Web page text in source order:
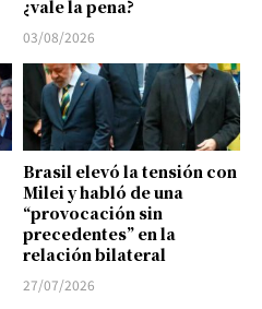
¿vale la pena?
03/08/2026
Brasil elevó la tensión con
Milei y habló de una
“provocación sin
precedentes” en la
relación bilateral
27/07/2026